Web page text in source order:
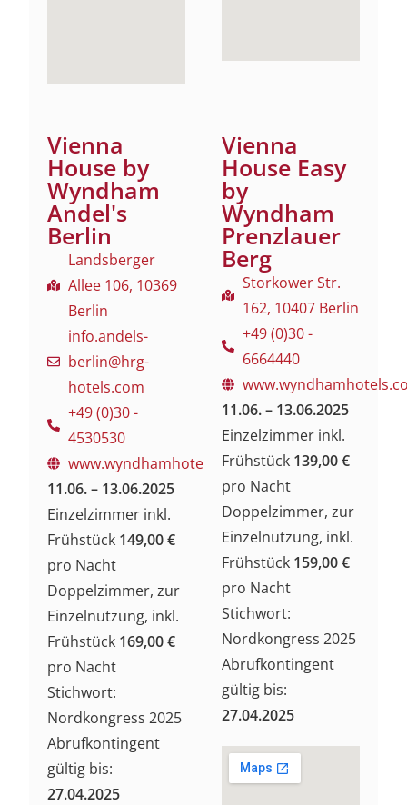
Vienna
House by
Wyndham
Andel's
Berlin
Landsberger
Allee 106, 10369
Berlin
info.andels-
berlin@hrg-
hotels.com
+49 (0)30 -
4530530
www.wyndhamhotels.com
11.06. – 13.06.2025
Einzelzimmer inkl.
Frühstück 149,00 €
pro Nacht
Doppelzimmer, zur
Einzelnutzung, inkl.
Frühstück 169,00 €
pro Nacht
Stichwort:
Nordkongress 2025
Abrufkontingent
gültig bis:
27.04.2025
Vienna
House Easy
by
Wyndham
Prenzlauer
Berg
Storkower Str.
162, 10407 Berlin
+49 (0)30 -
6664440
11.06. – 13.06.2025
Einzelzimmer inkl.
Frühstück 139,00 €
pro Nacht
Doppelzimmer, zur
Einzelnutzung, inkl.
Frühstück 159,00 €
pro Nacht
Stichwort:
Nordkongress 2025
Abrufkontingent
gültig bis:
27.04.2025